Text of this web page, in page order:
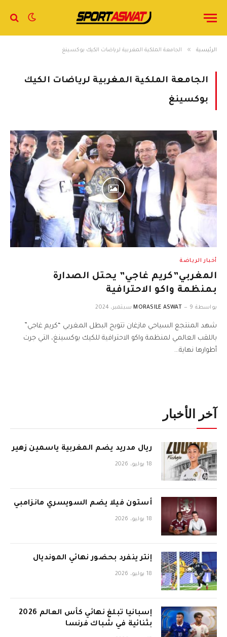
الرئيسية » الجامعة الملكية المغربية لرياضات الكيك بوكسينغ
الجامعة الملكية المغربية لرياضات الكيك
بوكسينغ
أخبار الرياضة
المغربي”كريم غاجي” يحتل الصدارة
بمنظمة واكو الاحترافية
بواسطة MORASILE ASWAT 9 سبتمبر، 2024
شهد المنتجع السياحي مازغان تتويج البطل المغربي “كريم غاجي”
باللقب العالمي لمنظمة واكو الاحترافية للكيك بوكسينغ، التي جرت
أطوارها نهاية…
آخر الأخبار
ريال مدريد يضم المغربية ياسمين زهير
18 يوليو، 2026
أستون فيلا يضم السويسري مانزامبي
18 يوليو، 2026
إنتر ينفرد بحضور نهائي المونديال
18 يوليو، 2026
إسبانيا تبلغ نهائي كأس العالم 2026
بثنائية في شباك فرنسا